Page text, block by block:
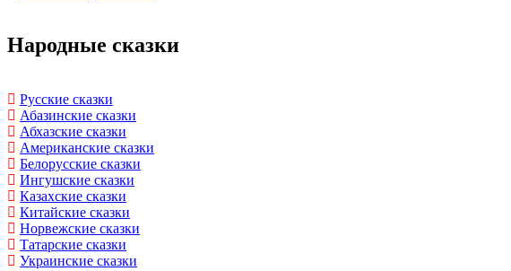
Народные сказки
Русские сказки
Абазинские сказки
Абхазские сказки
Американские сказки
Белорусские сказки
Ингушские сказки
Казахские сказки
Китайские сказки
Норвежские сказки
Татарские сказки
Украинские сказки